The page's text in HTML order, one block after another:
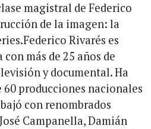
magistral de Federico
de la imagen: la
Rivarés es
más de 25 años de
y documental. Ha
producciones nacionales
con renombrados
Campanella, Damián